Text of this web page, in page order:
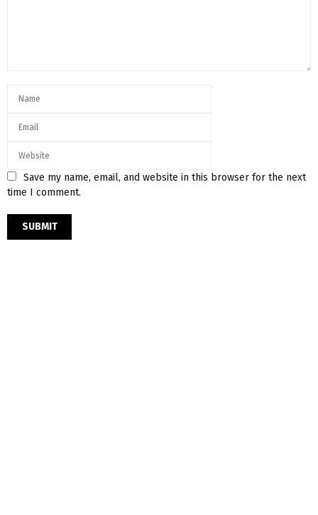
Save my name, email, and website in this browser for the next
time I comment.